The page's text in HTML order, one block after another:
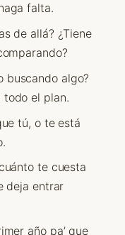
falta.
de allá? ¿Tiene
buscando algo?
todo el plan.
tú, o te está
te cuesta
deja entrar
año pa’ que